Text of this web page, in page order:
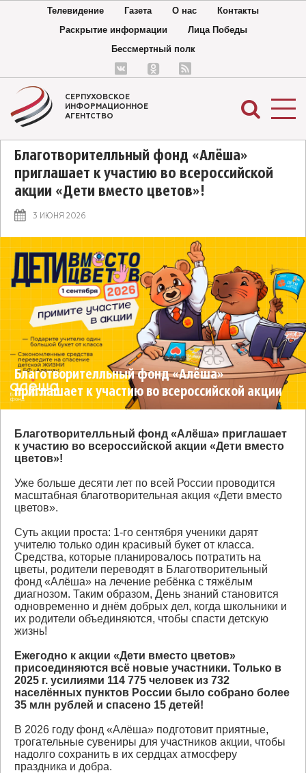
Телевидение Газета О нас
Контакты
Раскрытие информации
Лица Победы
Бессмертный полк
СЕРПУХОВСКОЕ
ИНФОРМАЦИОННОЕ
АГЕНТСТВО
Благотворителльный фонд «Алёша»
приглашает к участию во всероссийской
акции «Дети вместо цветов»!
3 ИЮНЯ 2026
Благотворителльный фонд «Алёша»
приглашает к участию во всероссийской акции
«Дети вместо цветов»!
Благотворителльный фонд «Алёша» приглашает
к участию во всероссийской акции «Дети вместо
цветов»!
Уже больше десяти лет по всей России проводится
масштабная благотворительная акция «Дети вместо
цветов».
Суть акции проста: 1-го сентября ученики дарят
учителю только один красивый букет от класса.
Средства, которые планировалось потратить на
цветы, родители переводят в Благотворительный
фонд «Алёша» на лечение ребёнка с тяжёлым
диагнозом. Таким образом, День знаний становится
одновременно и днём добрых дел, когда школьники и
их родители объединяются, чтобы спасти детскую
жизнь!
Ежегодно к акции «Дети вместо цветов»
присоединяются всё новые участники. Только в
2025 г. усилиями 114 775 человек из 732
населённых пунктов России было собрано более
35 млн рублей и спасено 15 детей!
В 2026 году фонд «Алёша» подготовит приятные,
трогательные сувениры для участников акции, чтобы
надолго сохранить в их сердцах атмосферу
праздника и добра.